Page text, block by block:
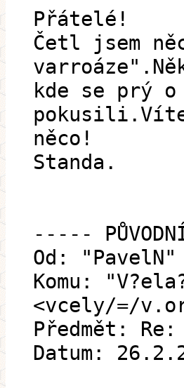
Přátelé!
Četl jsem
kde se prý o
něco!
Standa.
-----
Od:
Komu:
<vcely/=/
Předmět: Re:
Datum: